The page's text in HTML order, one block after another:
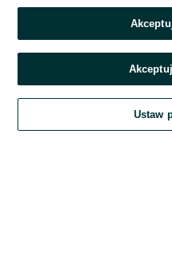
Nie pamiętasz hasła?
Kontynuując za pośrednictwem
Regulamin serwisu
Ustaw